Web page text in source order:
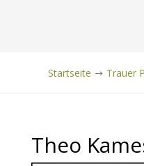
Startseite $ Trauer
Theo